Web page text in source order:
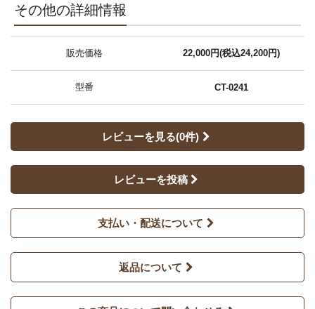
その他の詳細情報
販売価格 22,000円(税込24,200円)
型番 CT-0241
レビューを見る(0件)
レビューを投稿
支払い・配送について
返品について